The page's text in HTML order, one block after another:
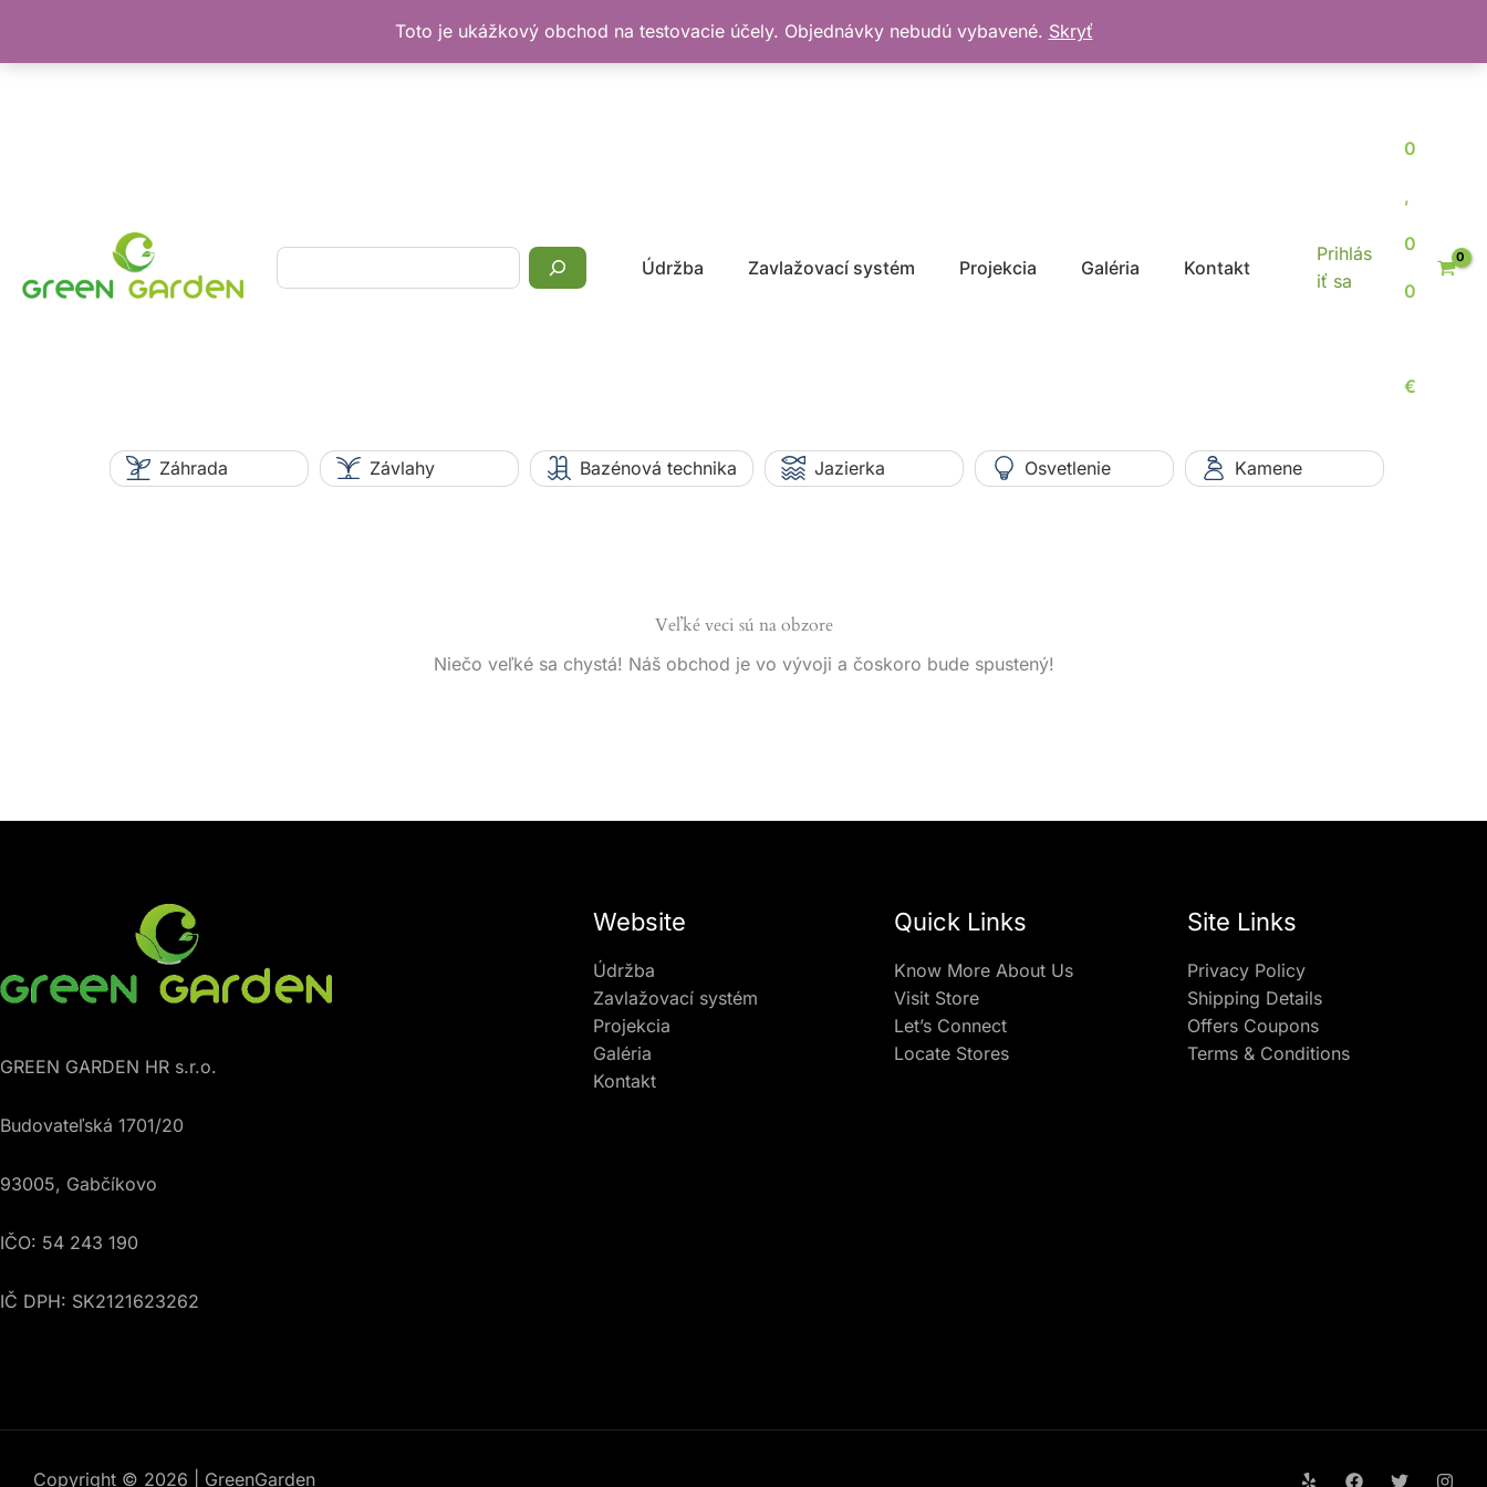
Toto je ukážkový obchod na testovacie účely. Objednávky nebudú vybavené. Skryť
Údržba Zavlažovací systém Projekcia Galéria Kontakt
Prihlás
iť sa
0
,
0
0
€
Záhrada Závlahy Bazénová technika Jazierka Osvetlenie Kamene
Veľké veci sú na obzore
Niečo veľké sa chystá! Náš obchod je vo vývoji a čoskoro bude spustený!
GREEN GARDEN HR s.r.o.
Budovateľská 1701/20
93005, Gabčíkovo
IČO: 54 243 190
IČ DPH: SK2121623262
Website
Údržba
Zavlažovací systém
Projekcia
Galéria
Kontakt
Quick Links
Know More About Us
Visit Store
Let’s Connect
Locate Stores
Site Links
Privacy Policy
Shipping Details
Offers Coupons
Terms & Conditions
Copyright © 2026 | GreenGarden